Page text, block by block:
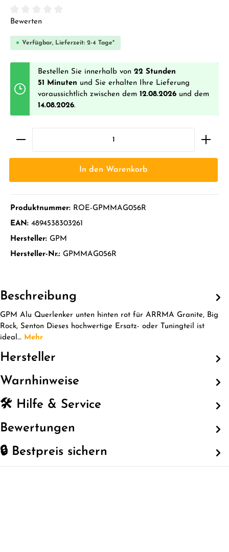
Durchschnittliche Bewertung von 0 von 5 Sternen
Bewerten
Verfügbar, Lieferzeit: 2-4 Tage*
Bestellen Sie innerhalb von 22 Stunden
51 Minuten und Sie erhalten Ihre Lieferung
voraussichtlich zwischen dem 12.08.2026 und dem
14.08.2026.
In den Warenkorb
Produktnummer: ROE-GPMMAG056R
EAN: 4894538303261
Hersteller: GPM
Hersteller-Nr.: GPMMAG056R
Beschreibung
GPM Alu Querlenker unten hinten rot für ARRMA Granite, Big
Rock, Senton Dieses hochwertige Ersatz- oder Tuningteil ist
ideal… Mehr
Hersteller
Warnhinweise
🛠️ Hilfe & Service
Bewertungen
🔒 Bestpreis sichern